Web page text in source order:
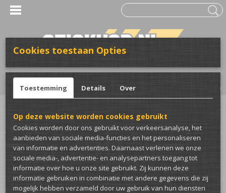
Inloggen Registreren
(0)
Home >Stickers>Voor de auto>Baby stickers>Baby aan boord giraffe
auto sticker
Cookies toestaan Opties
Toestemming Details Over
Op deze website worden cookies gebruikt
Cookies worden door ons gebruikt voor verkeersanalyse, het
aanbieden van sociale media-functies en het personaliseren
van informatie en advertenties. Daarnaast verlenen we onze
sociale media-, advertentie- en analysepartners toegang tot
informatie over hoe u onze site gebruikt. Zij kunnen deze
informatie gebruiken in combinatie met andere gegevens die zij
mogelijk hebben verzameld door uw gebruik van hun diensten